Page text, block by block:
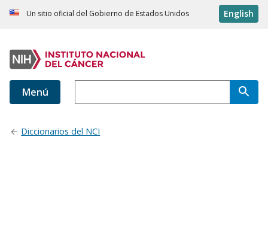
Un sitio oficial del Gobierno de Estados Unidos English
Menú
Diccionarios del NCI